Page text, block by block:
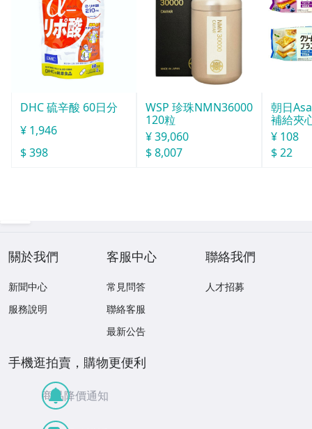
DHC 硫辛酸 60日分
¥ 1,946
$ 398
WSP 珍珠NMN36000
120粒
¥ 39,060
$ 8,007
朝日
補給夾
g
¥ 108
$ 22
關於我們
新聞中心
服務說明
客服中心
常見問答
聯絡客服
最新公告
聯絡我們
人才招募
手機逛拍賣，購物更便利
商品降價通知